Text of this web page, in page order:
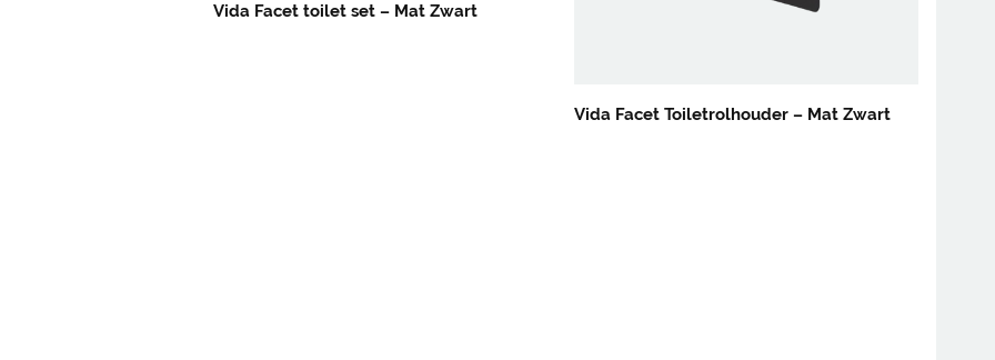
Vida Facet toilet set – Mat Zwart
Vida Facet Toiletrolhouder – Mat Zwart